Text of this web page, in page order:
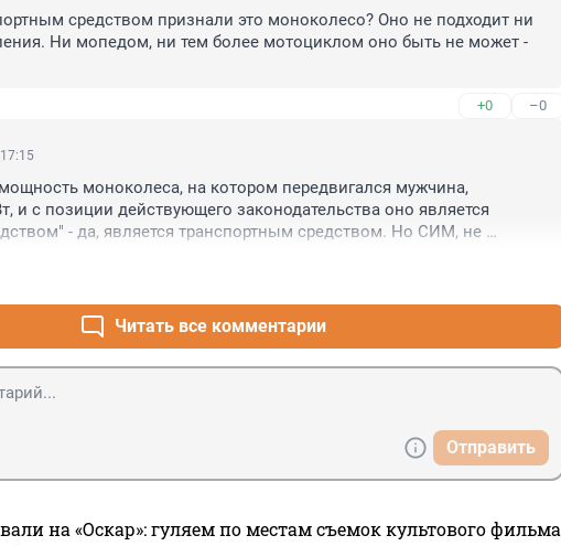
средством признали это моноколесо? Оно не подходит ни
Ни мопедом, ни тем более мотоциклом оно быть не может -
+0 –0
моноколеса, на котором передвигался мужчина,
и с позиции действующего законодательства оно является
- да, является транспортным средством. Но СИМ, не
прав - нарушение законодательства, мужчина может
Суду и выиграть, хотя бы с правами.
Читать все комментарии
Отправить
на «Оскар»: гуляем по местам съемок культового фильма